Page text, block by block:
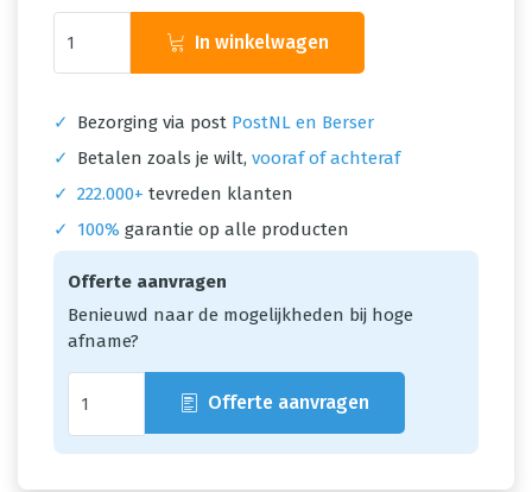
In winkelwagen
✓ Bezorging via post PostNL en Berser
✓
Betalen zoals je wilt, vooraf of achteraf
✓ 222.000+ tevreden klanten
✓
100% garantie op alle producten
Offerte aanvragen
Benieuwd naar de mogelijkheden bij hoge
afname?
Offerte aanvragen